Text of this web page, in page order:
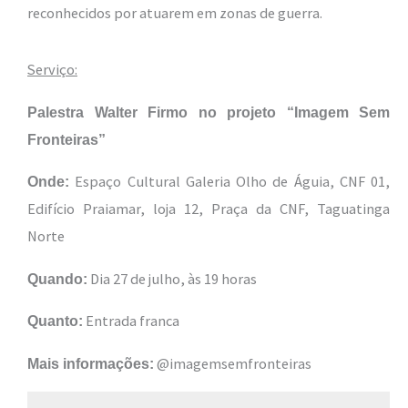
reconhecidos por atuarem em zonas de guerra.
Serviço:
Palestra Walter Firmo no projeto “Imagem Sem
Fronteiras”
Onde: Espaço Cultural Galeria Olho de Águia, CNF 01,
Edifício Praiamar, loja 12, Praça da CNF, Taguatinga
Norte
Quando: Dia 27 de julho, às 19 horas
Quanto: Entrada franca
Mais informações: @imagemsemfronteiras